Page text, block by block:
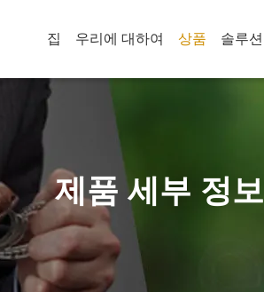
집 우리에 대하여 상품 솔루션
제품 세부 정보